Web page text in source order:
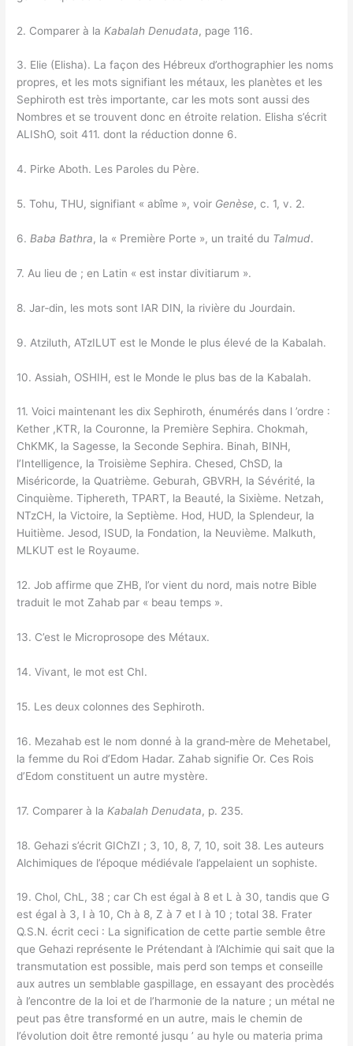
2. Comparer à la Kabalah Denudata, page 116.
3. Elie (Elisha). La façon des Hébreux d’orthographier les noms
propres, et les mots signifiant les métaux, les planètes et les
Sephiroth est très importante, car les mots sont aussi des
Nombres et se trouvent donc en étroite relation. Elisha s’écrit
ALIShO, soit 411. dont la réduction donne 6.
4. Pirke Aboth. Les Paroles du Père.
5. Tohu, THU, signifiant « abîme », voir Genèse, c. 1, v. 2.
6. Baba Bathra, la « Première Porte », un traité du Talmud.
7. Au lieu de ; en Latin « est instar divitiarum ».
8. Jar‑din, les mots sont IAR DIN, la rivière du Jourdain.
9. Atziluth, ATzILUT est le Monde le plus élevé de la Kabalah.
10. Assiah, OSHIH, est le Monde le plus bas de la Kabalah.
11. Voici maintenant les dix Sephiroth, énumérés dans l ’ordre :
Kether ,KTR, la Couronne, la Première Sephira. Chokmah,
ChKMK, la Sagesse, la Seconde Sephira. Binah, BINH,
l’Intelligence, la Troisième Sephira. Chesed, ChSD, la
Miséricorde, la Quatrième. Geburah, GBVRH, la Sévérité, la
Cinquième. Tiphereth, TPART, la Beauté, la Sixième. Netzah,
NTzCH, la Victoire, la Septième. Hod, HUD, la Splendeur, la
Huitième. Jesod, ISUD, la Fondation, la Neuvième. Malkuth,
MLKUT est le Royaume.
12. Job affirme que ZHB, l’or vient du nord, mais notre Bible
traduit le mot Zahab par « beau temps ».
13. C’est le Microprosope des Métaux.
14. Vivant, le mot est ChI.
15. Les deux colonnes des Sephiroth.
16. Mezahab est le nom donné à la grand‑mère de Mehetabel,
la femme du Roi d’Edom Hadar. Zahab signifie Or. Ces Rois
d’Edom constituent un autre mystère.
17. Comparer à la Kabalah Denudata, p. 235.
18. Gehazi s’écrit GIChZI ; 3, 10, 8, 7, 10, soit 38. Les auteurs
Alchimiques de l’époque médiévale l’appelaient un sophiste.
19. Chol, ChL, 38 ; car Ch est égal à 8 et L à 30, tandis que G
est égal à 3, I à 10, Ch à 8, Z à 7 et I à 10 ; total 38. Frater
Q.S.N. écrit ceci : La signification de cette partie semble être
que Gehazi représente le Prétendant à l’Alchimie qui sait que la
transmutation est possible, mais perd son temps et conseille
aux autres un semblable gaspillage, en essayant des procèdés
à l’encontre de la loi et de l’harmonie de la nature ; un métal ne
peut pas être transformé en un autre, mais le chemin de
l’évolution doit être remonté jusqu ’ au hyle ou materia prima